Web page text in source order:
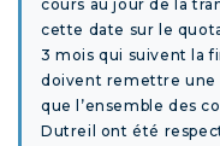
cours au jour de la
cette date sur le
3 mois qui suivent la
doivent remettre
que l’ensemble des
Dutreil ont été